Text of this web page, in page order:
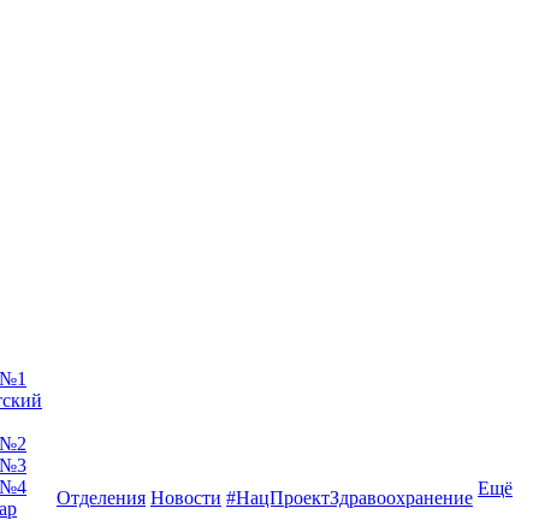
№2
№3
№4
Отделения Новости #НацПроектЗдравоохранение Ещё